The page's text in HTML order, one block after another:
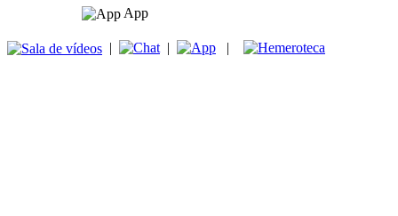
App
| | |